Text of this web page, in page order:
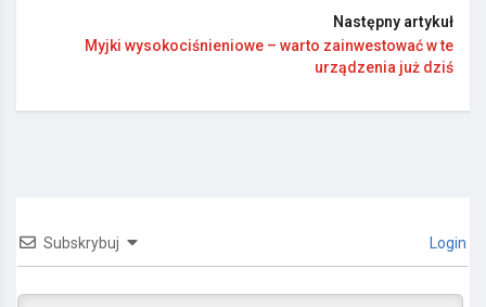
Następny artykuł
Myjki wysokociśnieniowe – warto zainwestować w te
urządzenia już dziś
Subskrybuj Login